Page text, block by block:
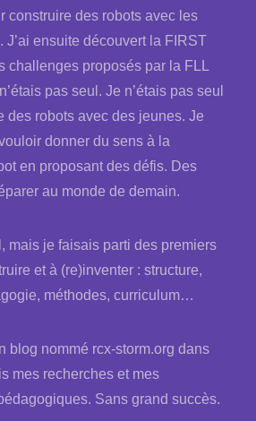
construire des robots avec les
J’ai ensuite découvert la FIRST
challenges proposés par la FLL
pas seul. Je n’étais pas seul
des robots avec des jeunes. Je
donner du sens à la
en proposant des défis. Des
au monde de demain.
mais je faisais parti des premiers
et à (re)inventer : structure,
méthodes, curriculum…
blog nommé rcx-storm.org dans
mes recherches et mes
Sans grand succès.